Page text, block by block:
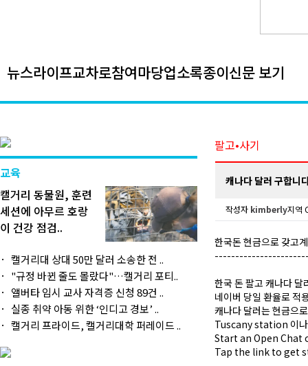
뉴스라이프교차로참여마당업소록종이신문 보기
교육
캘거리 동물원, 훈련
세션에 아무르 호랑
이 건강 점검..
캘거리대 상대 50만 달러 소송한 전 ..
"규정 바뀐 줄도 몰랐다"…캘거리 포티..
앨버타 임시 교사 자격증 신청 89건 ..
실종 취약 아동 위한 ‘인디고 경보’ ..
캘거리 프라이드, 캘거리대학 퍼레이드 ..
팔고•사기
캐나다 달러 구합니
작성자 kimberly지역
한국돈 현금으로 갖고
한국 돈 팔고 캐나다
네이버 당일 환율로 적
캐나다 달러는 현금으
Tuscany station 이나
Start an Open Chat
Tap the link to get